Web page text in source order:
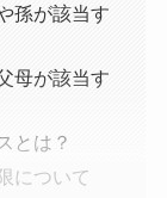
孫が該当す
母が該当す
とは？
について